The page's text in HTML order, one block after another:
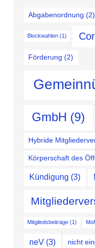
Abgabenordnung (2)
Blockwahlen (1)
Förderung (2)
GmbH (9)
Hybride
Körperschaft des
Kündigung (3)
Mitgliedsbeiträge (1)
neV(3) nicht